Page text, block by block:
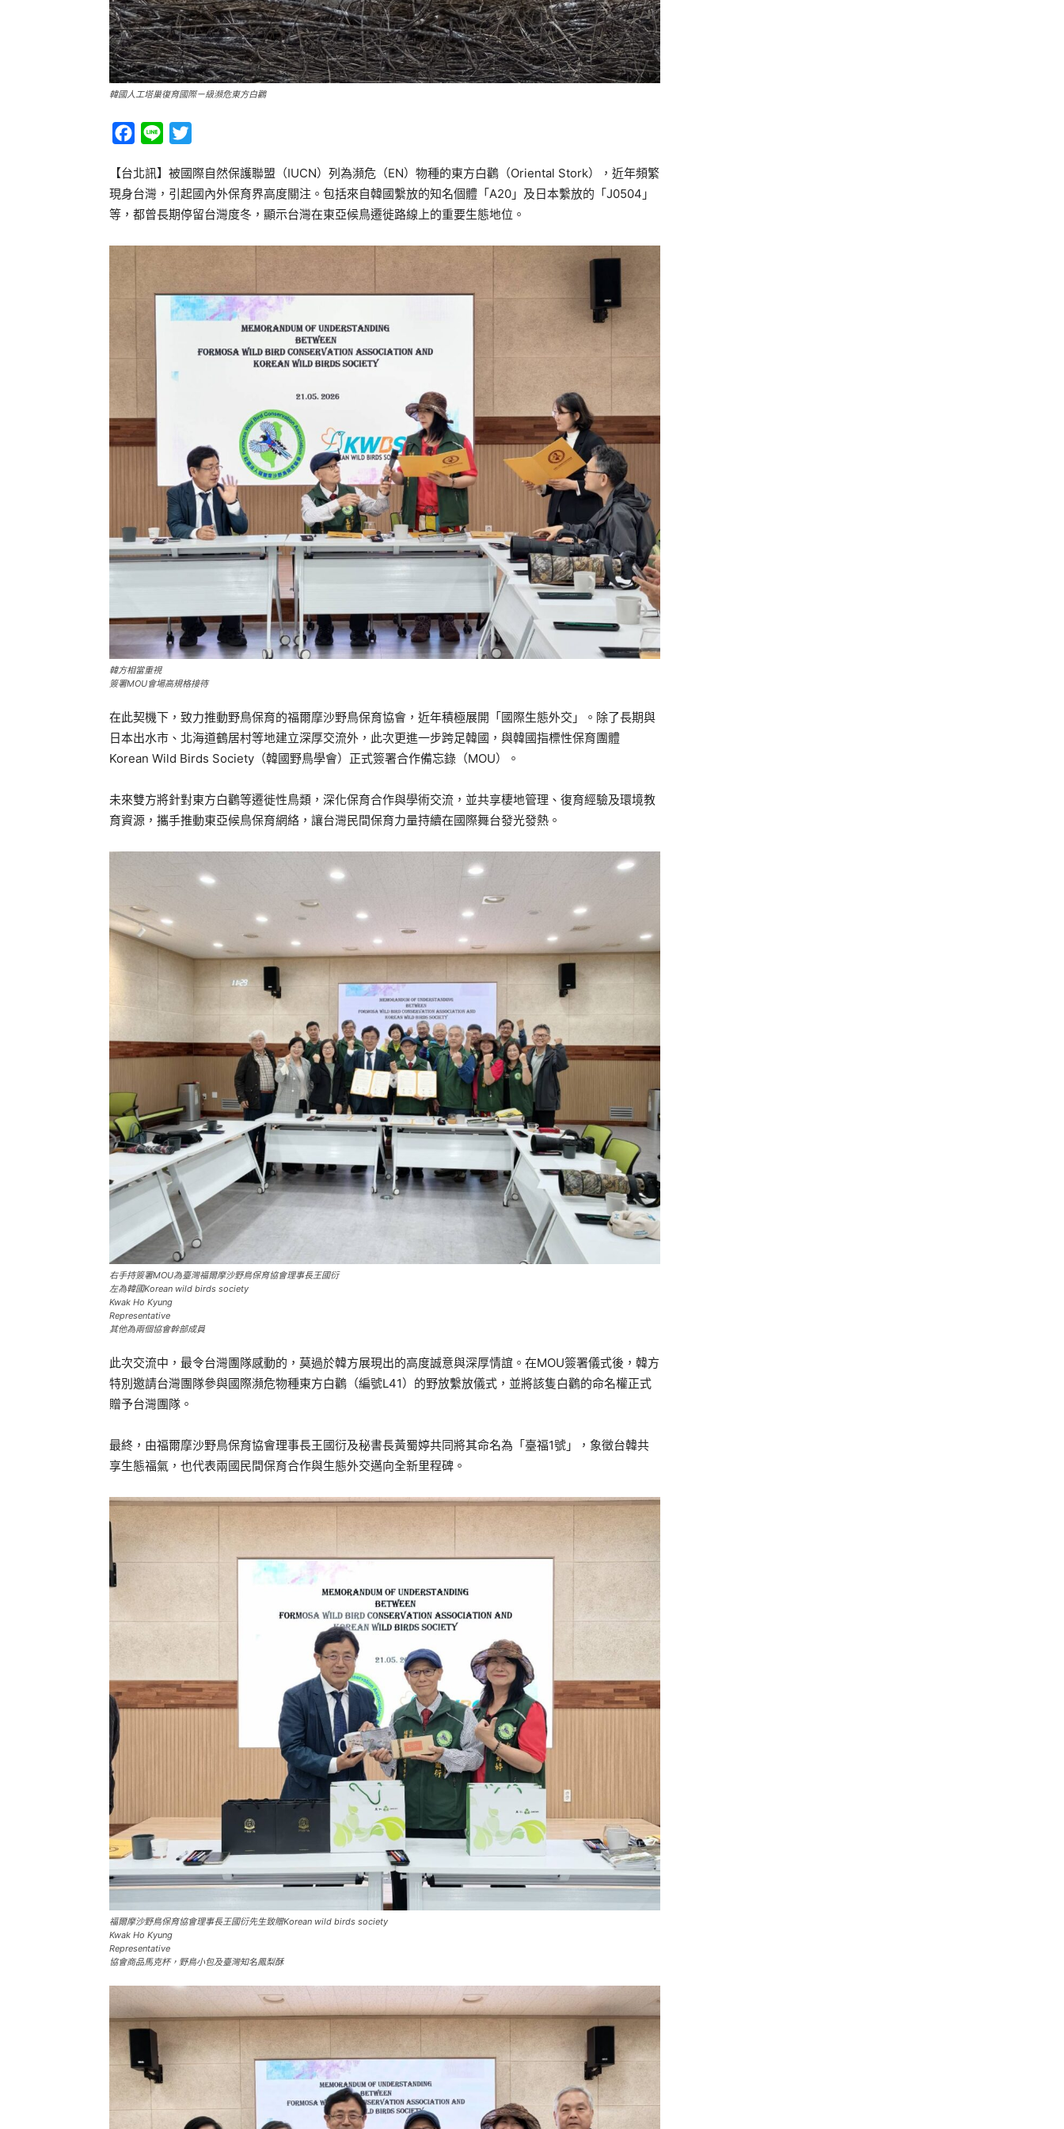
韓國人工塔巢復育國際ㄧ級瀕危東方白鸛
Facebook
Line
【台北訊】被國際自然保護聯盟（IUCN）列為瀕危（EN）物種的東方白鸛（Oriental Stork），近年頻繁
現身台灣，引起國內外保育界高度關注。包括來自韓國繫放的知名個體「A20」及日本繫放的「J0504」
等，都曾長期停留台灣度冬，顯示台灣在東亞候鳥遷徙路線上的重要生態地位。
韓方相當重視
簽署MOU會場高規格接待
在此契機下，致力推動野鳥保育的福爾摩沙野鳥保育協會，近年積極展開「國際生態外交」。除了長期與
日本出水市、北海道鶴居村等地建立深厚交流外，此次更進一步跨足韓國，與韓國指標性保育團體
Korean Wild Birds Society（韓國野鳥學會）正式簽署合作備忘錄（MOU）。
未來雙方將針對東方白鸛等遷徙性鳥類，深化保育合作與學術交流，並共享棲地管理、復育經驗及環境教
育資源，攜手推動東亞候鳥保育網絡，讓台灣民間保育力量持續在國際舞台發光發熱。
右手持簽署MOU為臺灣福爾摩沙野鳥保育協會理事長王國衍
左為韓國Korean wild birds society
Kwak Ho Kyung
Representative
其他為兩個協會幹部成員
此次交流中，最令台灣團隊感動的，莫過於韓方展現出的高度誠意與深厚情誼。在MOU簽署儀式後，韓方
特別邀請台灣團隊參與國際瀕危物種東方白鸛（編號L41）的野放繫放儀式，並將該隻白鸛的命名權正式
贈予台灣團隊。
最終，由福爾摩沙野鳥保育協會理事長王國衍及秘書長黃蜀婷共同將其命名為「臺福1號」，象徵台韓共
享生態福氣，也代表兩國民間保育合作與生態外交邁向全新里程碑。
福爾摩沙野鳥保育協會理事長王國衍先生致贈Korean wild birds society
Kwak Ho Kyung
Representative
協會商品馬克杯，野鳥小包及臺灣知名鳳梨酥